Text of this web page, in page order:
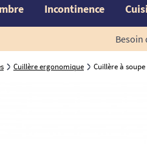
Incontinence
Besoin
Cuillère ergonomique Cuillère à